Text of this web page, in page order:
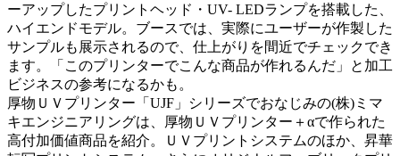
ーアップしたプリントヘッド・UV- LEDランプを搭載した、
ハイエンドモデル。ブースでは、実際にユーザーが作製した
サンプルも展示されるので、仕上がりを間近でチェックでき
ます。「このプリンターでこんな商品が作れるんだ」と加工
ビジネスの参考になるかも。
厚物ＵＶプリンター「UJF」シリーズでおなじみの(株)ミマ
キエンジニアリングは、厚物ＵＶプリンター＋αで作られた
高付加価値商品を紹介。ＵＶプリントシステムのほか、昇華